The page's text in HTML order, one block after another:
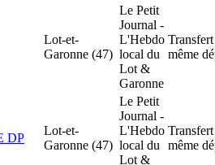
Lot-et-
Garonne (47)
Le Petit
Journal -
L'Hebdo
local du
Lot &
Garonne
même
DP
Lot-et-
Garonne (47)
Le Petit
Journal -
L'Hebdo
local du
Lot &
même